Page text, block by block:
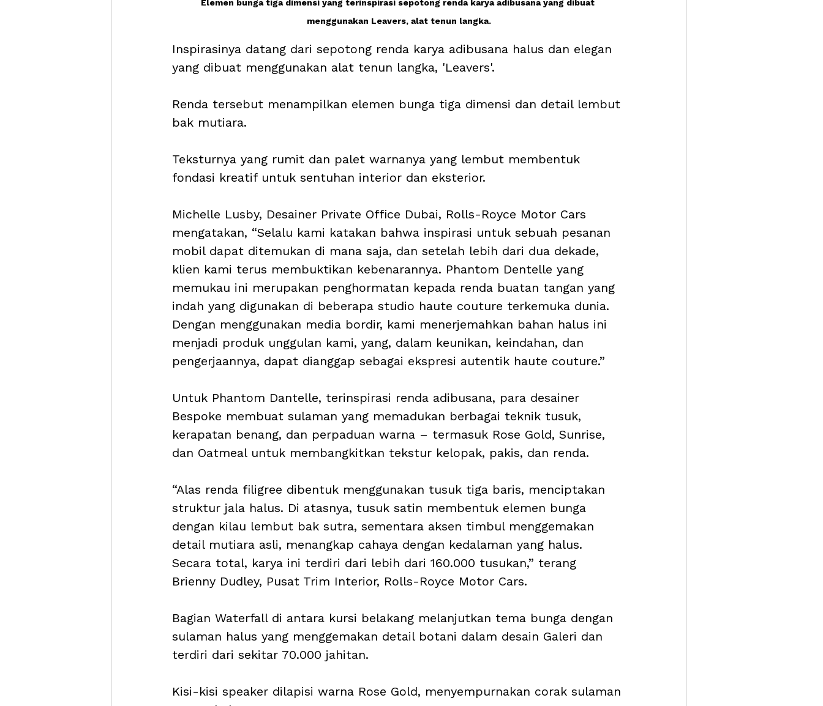
Elemen bunga tiga dimensi yang terinspirasi sepotong renda karya adibusana yang dibuat
menggunakan Leavers, alat tenun langka.
Inspirasinya datang dari sepotong renda karya adibusana halus dan elegan
yang dibuat menggunakan alat tenun langka, 'Leavers'.
Renda tersebut menampilkan elemen bunga tiga dimensi dan detail lembut
bak mutiara.
Teksturnya yang rumit dan palet warnanya yang lembut membentuk
fondasi kreatif untuk sentuhan interior dan eksterior.
Michelle Lusby, Desainer Private Office Dubai, Rolls-Royce Motor Cars
mengatakan, “Selalu kami katakan bahwa inspirasi untuk sebuah pesanan
mobil dapat ditemukan di mana saja, dan setelah lebih dari dua dekade,
klien kami terus membuktikan kebenarannya. Phantom Dentelle yang
memukau ini merupakan penghormatan kepada renda buatan tangan yang
indah yang digunakan di beberapa studio haute couture terkemuka dunia.
Dengan menggunakan media bordir, kami menerjemahkan bahan halus ini
menjadi produk unggulan kami, yang, dalam keunikan, keindahan, dan
pengerjaannya, dapat dianggap sebagai ekspresi autentik haute couture.”
Untuk Phantom Dantelle, terinspirasi renda adibusana, para desainer
Bespoke membuat sulaman yang memadukan berbagai teknik tusuk,
kerapatan benang, dan perpaduan warna – termasuk Rose Gold, Sunrise,
dan Oatmeal untuk membangkitkan tekstur kelopak, pakis, dan renda.
“Alas renda filigree dibentuk menggunakan tusuk tiga baris, menciptakan
struktur jala halus. Di atasnya, tusuk satin membentuk elemen bunga
dengan kilau lembut bak sutra, sementara aksen timbul menggemakan
detail mutiara asli, menangkap cahaya dengan kedalaman yang halus.
Secara total, karya ini terdiri dari lebih dari 160.000 tusukan,” terang
Brienny Dudley, Pusat Trim Interior, Rolls-Royce Motor Cars.
Bagian Waterfall di antara kursi belakang melanjutkan tema bunga dengan
sulaman halus yang menggemakan detail botani dalam desain Galeri dan
terdiri dari sekitar 70.000 jahitan.
Kisi-kisi speaker dilapisi warna Rose Gold, menyempurnakan corak sulaman